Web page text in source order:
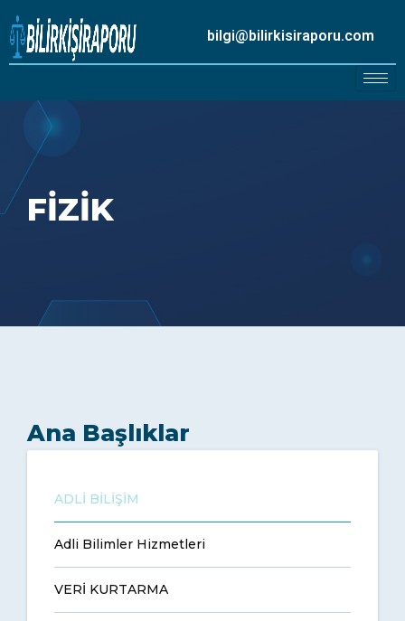
bilgi@bilirkisiraporu.com
FİZİK
Ana Başlıklar
ADLİ BİLİŞİM
Adli Bilimler Hizmetleri
VERİ KURTARMA